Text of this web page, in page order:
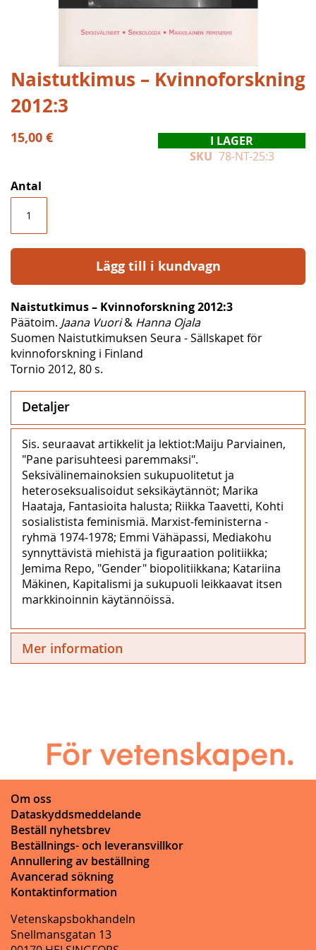
Hoppa
till
början
bildgalleriet
Naistutkimus – Kvinnoforskning
2012:3
15,00 €
I LAGER
SKU 78-NT-25:3
Antal
Lägg till i kundvagn
Naistutkimus – Kvinnoforskning 2012:3
Päätoim. Jaana Vuori& Hanna Ojala
Suomen Naistutkimuksen Seura - Sällskapet för
kvinnoforskning i Finland
Tornio 2012, 80 s.
Detaljer
Sis. seuraavat artikkelit ja lektiot:Maiju Parviainen,
"Pane parisuhteesi paremmaksi".
Seksivälinemainoksien sukupuolitetut ja
heteroseksualisoidut seksikäytännöt; Marika
Haataja, Fantasioita halusta; Riikka Taavetti, Kohti
sosialistista feminismiä. Marxist-feministerna -
ryhmä 1974‒1978; Emmi Vähäpassi, Mediakohu
synnyttävistä miehistä ja figuraation politiikka;
Jemima Repo, "Gender" biopolitiikkana; Katariina
Mäkinen, Kapitalismi ja sukupuoli leikkaavat itsen
markkinoinnin käytännöissä.
Mer information
Om oss
Dataskyddsmeddelande
Beställ nyhetsbrev
Beställnings- och leveransvillkor
Annullering av beställning
Avancerad sökning
Kontaktinformation
Vetenskapsbokhandeln
Snellmansgatan 13